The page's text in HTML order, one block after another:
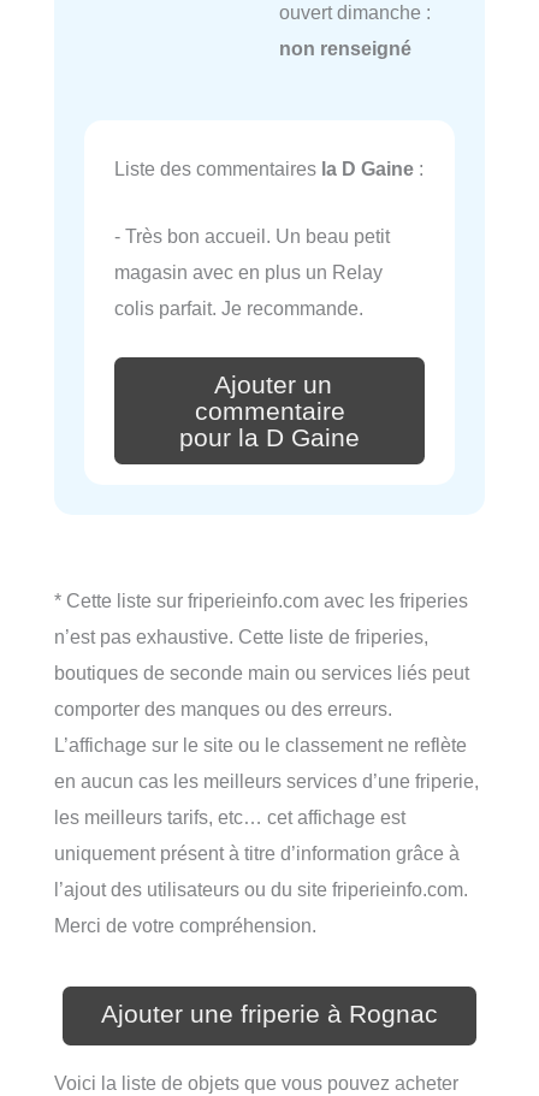
ouvert dimanche :
non renseigné
Liste des commentaires la D Gaine :
- Très bon accueil. Un beau petit
magasin avec en plus un Relay
colis parfait. Je recommande.
Ajouter un
commentaire
pour la D Gaine
* Cette liste sur friperieinfo.com avec les friperies
n’est pas exhaustive. Cette liste de friperies,
boutiques de seconde main ou services liés peut
comporter des manques ou des erreurs.
L’affichage sur le site ou le classement ne reflète
en aucun cas les meilleurs services d’une friperie,
les meilleurs tarifs, etc… cet affichage est
uniquement présent à titre d’information grâce à
l’ajout des utilisateurs ou du site friperieinfo.com.
Merci de votre compréhension.
Ajouter une friperie à Rognac
Voici la liste de objets que vous pouvez acheter